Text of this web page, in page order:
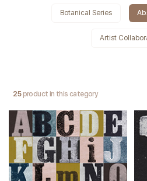
Botanical Series
Artist
25product in this category